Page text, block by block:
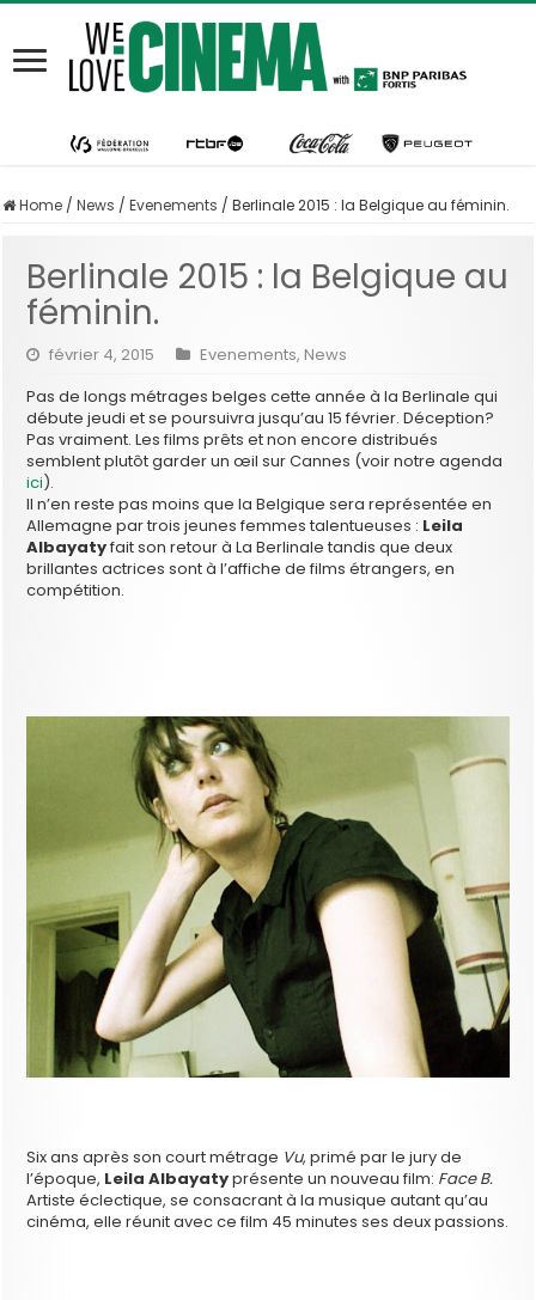
Home / News / Evenements / Berlinale 2015 : la Belgique au féminin.
Berlinale 2015 : la Belgique au
féminin.
février 4, 2015 Evenements, News
Pas de longs métrages belges cette année à la Berlinale qui
débute jeudi et se poursuivra jusqu’au 15 février. Déception?
Pas vraiment. Les films prêts et non encore distribués
semblent plutôt garder un œil sur Cannes (voir notre agenda
ici).
Il n’en reste pas moins que la Belgique sera représentée en
Allemagne par trois jeunes femmes talentueuses : Leila
Albayatyfait son retour à La Berlinale tandis que deux
brillantes actrices sont à l’affiche de films étrangers, en
compétition.
Six ans après son court métrage Vu, primé par le jury de
l’époque, Leila Albayatyprésente un nouveau film: Face B.
Artiste éclectique, se consacrant à la musique autant qu’au
cinéma, elle réunit avec ce film 45 minutes ses deux passions.